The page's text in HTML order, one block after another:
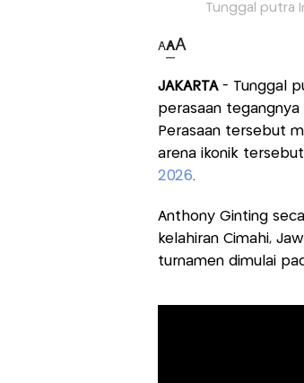
Tunggal putra
AAA
JAKARTA - Tunggal
perasaan tegangnya
Perasaan tersebut
arena ikonik
2026.
Anthony Ginting
kelahiran Cimahi,
turnamen dimulai